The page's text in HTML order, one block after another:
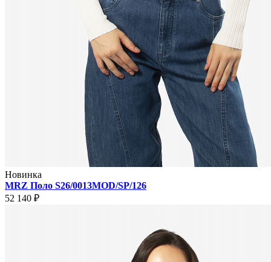
Новинка
MRZ Поло S26/0013MOD/SP/126
52 140 ₽